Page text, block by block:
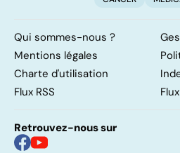
Qui sommes-nous ?
Mentions légales
Charte d'utilisation
Flux RSS
Retrouvez-nous sur